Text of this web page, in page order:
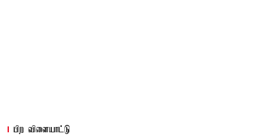
பிற விளையாட்டு